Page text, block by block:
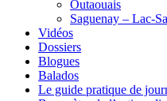
Outaouais
Saguenay – Lac-
Vidéos
Dossiers
Blogues
Balados
Le guide pratique de